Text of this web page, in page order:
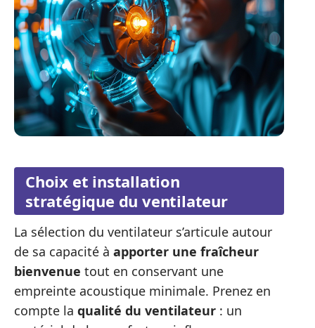
Choix et installation
stratégique du ventilateur
La sélection du ventilateur s’articule autour
de sa capacité à apporter une fraîcheur
bienvenue tout en conservant une
empreinte acoustique minimale. Prenez en
compte la qualité du ventilateur : un